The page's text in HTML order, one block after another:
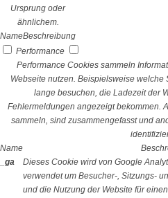
Ursprung oder
ähnlichem.
NameBeschreibung
Performance
Performance Cookies sammeln
Webseite nutzen. Beispielsweise
lange besuchen, die Ladezeit der
Fehlermeldungen angezeigt bekommen.
sammeln, sind zusammengefasst und
Name
_ga
Dieses Cookie wird von Google
verwendet um Besucher-, Sitzungs-
und die Nutzung der Website für